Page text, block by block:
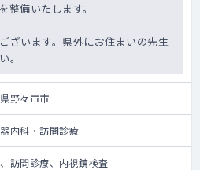
整備いたします。
ざいます。県外にお住まいの先生
。
野々市市
内科・訪問診療
訪問診療、内視鏡検査